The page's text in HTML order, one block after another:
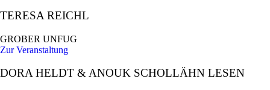
TERESA REICHL
GROBER UNFUG
Zur Veranstaltung
DORA HELDT & ANOUK SCHOLLÄHN LESEN